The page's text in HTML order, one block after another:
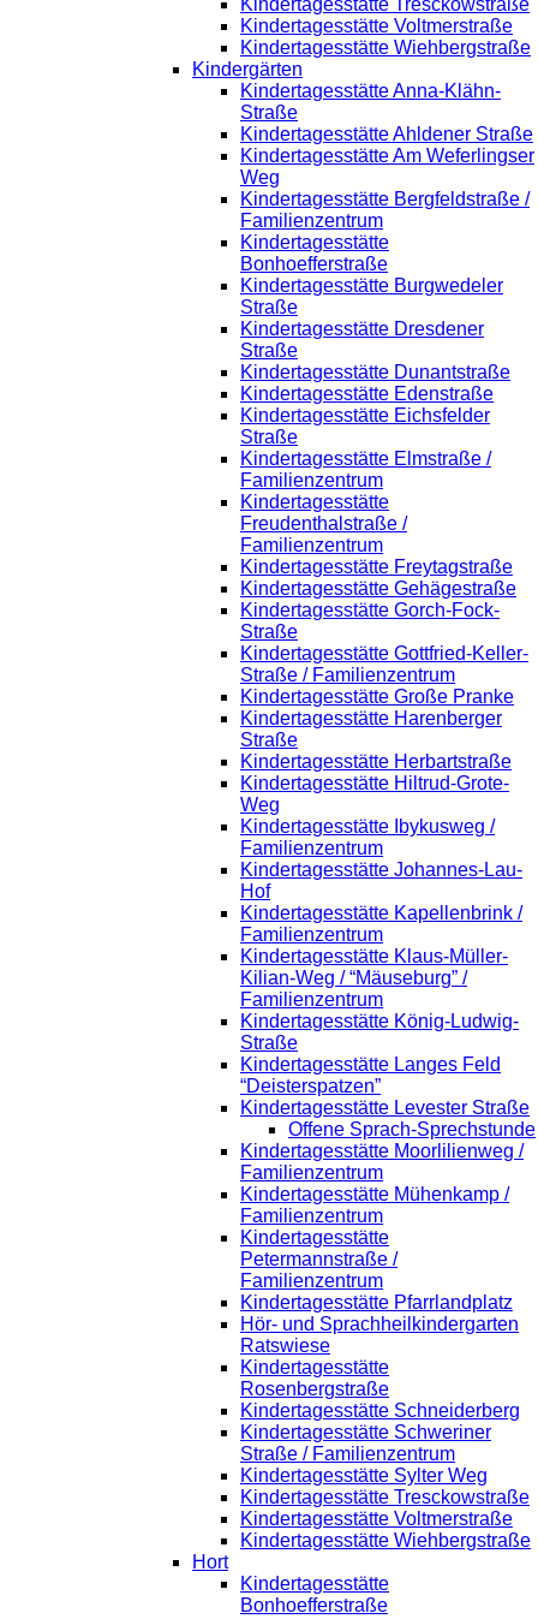
Kindertagesstätte Voltmerstraße
Kindertagesstätte Wiehbergstraße
Kindergärten
Kindertagesstätte Anna-Klähn-
Straße
Kindertagesstätte Ahldener Straße
Kindertagesstätte Am Weferlingser
Weg
Kindertagesstätte Bergfeldstraße /
Familienzentrum
Kindertagesstätte
Bonhoefferstraße
Kindertagesstätte Burgwedeler
Straße
Kindertagesstätte Dresdener
Straße
Kindertagesstätte Dunantstraße
Kindertagesstätte Edenstraße
Kindertagesstätte Eichsfelder
Straße
Kindertagesstätte Elmstraße /
Familienzentrum
Kindertagesstätte
Freudenthalstraße /
Familienzentrum
Kindertagesstätte Freytagstraße
Kindertagesstätte Gehägestraße
Kindertagesstätte Gorch-Fock-
Straße
Kindertagesstätte Gottfried-Keller-
Straße / Familienzentrum
Kindertagesstätte Große Pranke
Kindertagesstätte Harenberger
Straße
Kindertagesstätte Herbartstraße
Kindertagesstätte Hiltrud-Grote-
Weg
Kindertagesstätte Ibykusweg /
Familienzentrum
Kindertagesstätte Johannes-Lau-
Hof
Kindertagesstätte Kapellenbrink /
Familienzentrum
Kindertagesstätte Klaus-Müller-
Kilian-Weg / “Mäuseburg” /
Familienzentrum
Kindertagesstätte König-Ludwig-
Straße
Kindertagesstätte Langes Feld
“Deisterspatzen”
Kindertagesstätte Levester Straße
Offene Sprach-Sprechstunde
Kindertagesstätte Moorlilienweg /
Familienzentrum
Kindertagesstätte Mühenkamp /
Familienzentrum
Kindertagesstätte
Petermannstraße /
Familienzentrum
Kindertagesstätte Pfarrlandplatz
Hör- und Sprachheilkindergarten
Ratswiese
Kindertagesstätte
Rosenbergstraße
Kindertagesstätte Schneiderberg
Kindertagesstätte Schweriner
Straße / Familienzentrum
Kindertagesstätte Sylter Weg
Kindertagesstätte Tresckowstraße
Kindertagesstätte Voltmerstraße
Kindertagesstätte Wiehbergstraße
Hort
Kindertagesstätte
Bonhoefferstraße